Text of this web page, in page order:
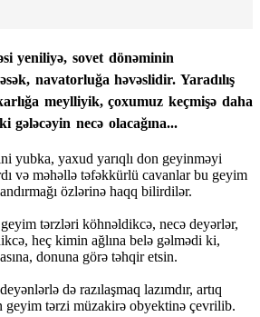
yeniliyə, sovet dönəminin
navatorluğa həvəslidir. Yaradılış
meylliyik, çoxumuz keçmişə daha
gələcəyin necə olacağına...
yubka, yaxud yarıqlı don geyinməyi
və məhəllə təfəkkürlü cavanlar bu geyim
özlərinə haqq bilirdilər.
tərzləri köhnəldikcə, necə deyərlər,
heç kimin ağlına belə gəlmədi ki,
donuna görə təhqir etsin.
də razılaşmaq lazımdır, artıq
geyim tərzi müzakirə obyektinə çevrilib.